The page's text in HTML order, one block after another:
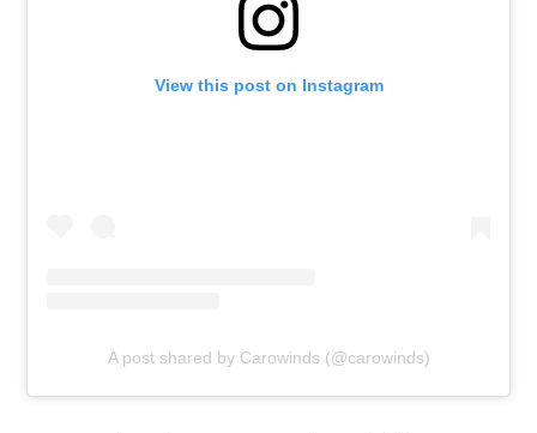
View this post on Instagram
A post shared by Carowinds (@carowinds)